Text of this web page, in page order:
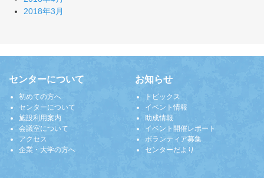
2018年3月
センターについて
初めての方へ
センターについて
施設利用案内
会議室について
アクセス
企業・大学の方へ
お知らせ
トピックス
イベント情報
助成情報
イベント開催レポート
ボランティア募集
センターだより